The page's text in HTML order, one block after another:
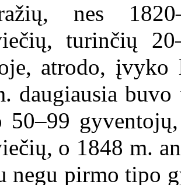
nes
turinčių
atrodo,
daugiausia
50–99
o 1848 m.
negu pirmo tipo